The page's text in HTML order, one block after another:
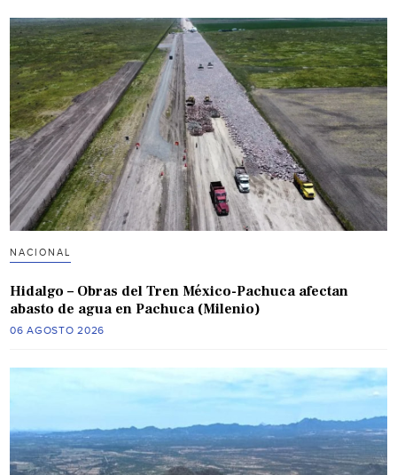
NACIONAL
Hidalgo – Obras del Tren México-Pachuca afectan
abasto de agua en Pachuca (Milenio)
06 AGOSTO 2026